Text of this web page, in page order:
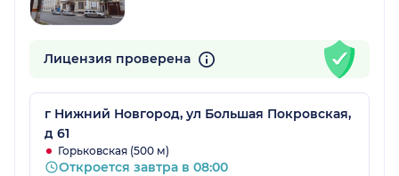
Лицензия проверена
г Нижний Новгород, ул Большая Покровская,
д 61
Горьковская (500 м)
Откроется завтра в 08:00